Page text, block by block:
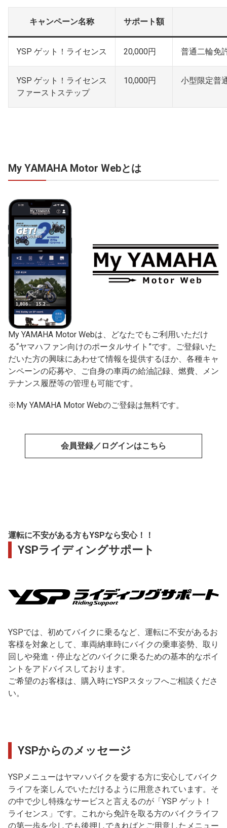
キャンペーン名称 サポート額
YSP ゲット！ライセンス 20,000円 普通二輪免
YSP ゲット！ライセンス
ファーストステップ
10,000円 小型限定普
My YAMAHA Motor Webとは
My YAMAHA Motor Webは、どなたでもご利用いただけ
る“ヤマハファン向けのポータルサイト”です。ご登録いた
だいた方の興味にあわせて情報を提供するほか、各種キャ
ンペーンの応募や、ご自身の車両の給油記録、燃費、メン
テナンス履歴等の管理も可能です。
※My YAMAHA Motor Webのご登録は無料です。
会員登録／ログインはこちら
運転に不安がある方もYSPなら安心！！
YSPライディングサポート
YSPでは、初めてバイクに乗るなど、運転に不安があるお
客様を対象として、車両納車時にバイクの乗車姿勢、取り
回しや発進・停止などのバイクに乗るための基本的なポイ
ントをアドバイスしております。
ご希望のお客様は、購入時にYSPスタッフへご相談くださ
い。
YSPからのメッセージ
YSPメニューはヤマハバイクを愛する方に安心してバイク
ライフを楽しんでいただけるように用意されています。そ
の中で少し特殊なサービスと言えるのが「YSP ゲット！
ライセンス」です。これから免許を取る方のバイクライフ
の第一歩を少しでも後押しできればとご用意したメニュー